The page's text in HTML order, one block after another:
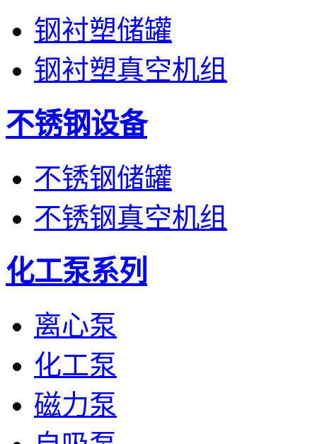
钢衬塑储罐
钢衬塑真空机组
不锈钢设备
不锈钢储罐
不锈钢真空机组
化工泵系列
离心泵
化工泵
磁力泵